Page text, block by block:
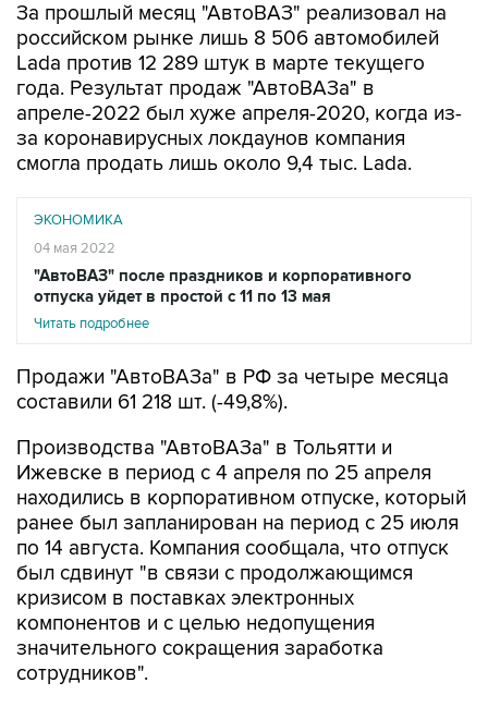
За прошлый месяц "АвтоВАЗ" реализовал на
российском рынке лишь 8 506 автомобилей
Lada против 12 289 штук в марте текущего
года. Результат продаж "АвтоВАЗа" в
апреле-2022 был хуже апреля-2020, когда из-
за коронавирусных локдаунов компания
смогла продать лишь около 9,4 тыс. Lada.
ЭКОНОМИКА
04 мая 2022
"АвтоВАЗ" после праздников и корпоративного
отпуска уйдет в простой с 11 по 13 мая
Читать подробнее
Продажи "АвтоВАЗа" в РФ за четыре месяца
составили 61 218 шт. (-49,8%).
Производства "АвтоВАЗа" в Тольятти и
Ижевске в период с 4 апреля по 25 апреля
находились в корпоративном отпуске, который
ранее был запланирован на период с 25 июля
по 14 августа. Компания сообщала, что отпуск
был сдвинут "в связи с продолжающимся
кризисом в поставках электронных
компонентов и с целью недопущения
значительного сокращения заработка
сотрудников".